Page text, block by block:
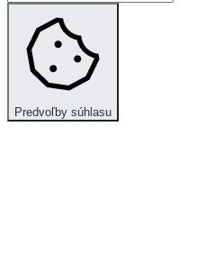
Predvoľby súhlasu